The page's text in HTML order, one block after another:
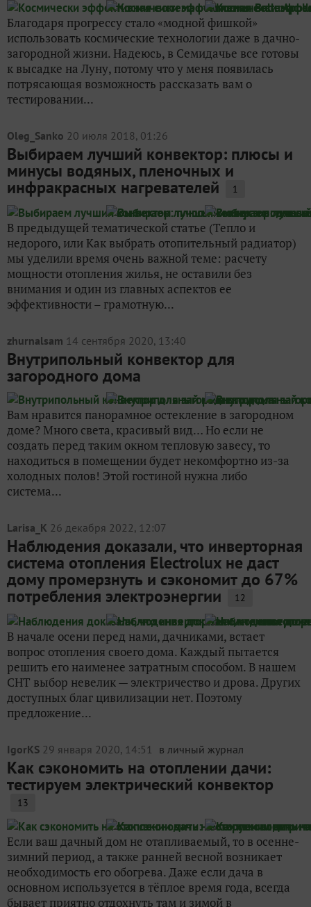
Благодаря прогрессу стало «модной фишкой»
использовать космические технологии даже в дачно-
загородной жизни. Надеюсь, в Семидачье все готовы
к высадке на Луну, потому что у меня появилась
потрясающая возможность рассказать вам о
тестировании...
Oleg_Sanko 20 июля 2018, 01:26
Выбираем лучший конвектор: плюсы и
минусы водяных, пленочных и
инфракрасных нагревателей 1
В предыдущей тематической статье (Тепло и
недорого, или Как выбрать отопительный радиатор)
мы уделили время очень важной теме: расчету
мощности отопления жилья, не оставили без
внимания и один из главных аспектов ее
эффективности – грамотную...
zhurnalsam 14 сентября 2020, 13:40
Внутрипольный конвектор для
загородного дома
Вам нравится панорамное остекление в загородном
доме? Много света, красивый вид… Но если не
создать перед таким окном тепловую завесу, то
находиться в помещении будет некомфортно из-за
холодных полов! Этой гостиной нужна либо
система...
Larisa_K 26 декабря 2022, 12:07
Наблюдения доказали, что инверторная
система отопления Electrolux не даст
дому промерзнуть и сэкономит до 67%
потребления электроэнергии 12
В начале осени перед нами, дачниками, встает
вопрос отопления своего дома. Каждый пытается
решить его наименее затратным способом. В нашем
СНТ выбор невелик — электричество и дрова. Других
доступных благ цивилизации нет. Поэтому
предложение...
IgorKS 29 января 2020, 14:51 в личный журнал
Как сэкономить на отоплении дачи:
тестируем электрический конвектор
13
Если ваш дачный дом не отапливаемый, то в осенне-
зимний период, а также ранней весной возникает
необходимость его обогрева. Даже если дача в
основном используется в тёплое время года, всегда
бывает приятно отдохнуть там и зимой в